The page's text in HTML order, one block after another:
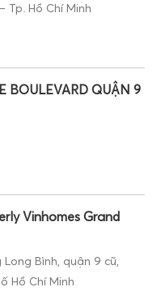
Tp. Hồ Chí Minh
BOULEVARD QUẬN 9
Vinhomes Grand
Bình, quận 9 cũ,
Hồ Chí Minh